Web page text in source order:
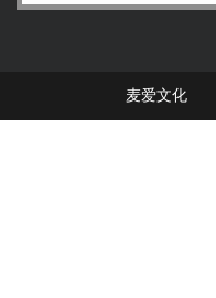
麦爱文化